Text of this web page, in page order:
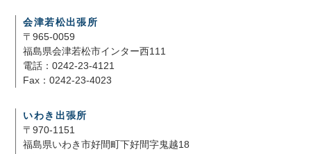
会津若松出張所
〒965-0059
福島県会津若松市インター西111
電話：0242-23-4121
Fax：0242-23-4023
いわき出張所
〒970-1151
福島県いわき市好間町下好間字鬼越18